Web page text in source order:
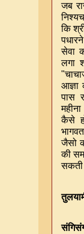
जब
कि
सेवा
लगा
"
आज्ञा
पास
कैसे
जैसो
की
सकती